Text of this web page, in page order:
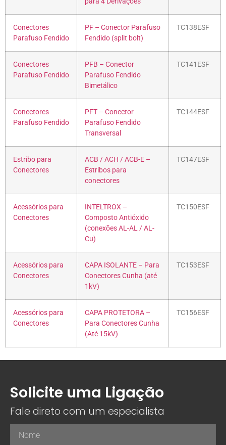
Conectores
Parafuso Fendido
PF – Conector Parafuso
Fendido (split bolt)
TC138ESF
Conectores
Parafuso Fendido
PFB – Conector
Parafuso Fendido
Bimetálico
TC141ESF
Conectores
Parafuso Fendido
PFT – Conector
Parafuso Fendido
Transversal
TC144ESF
Estribo para
Conectores
ACB / ACH / ACB-E –
Estribos para
conectores
TC147ESF
Acessórios para
Conectores
INTELTROX –
Composto Antióxido
(conexões AL-AL / AL-
Cu)
TC150ESF
Acessórios para
Conectores
CAPA ISOLANTE – Para
Conectores Cunha (até
1kV)
TC153ESF
Acessórios para
Conectores
CAPA PROTETORA –
Para Conectores Cunha
(Até 15kV)
TC156ESF
Solicite uma Ligação
Fale direto com um especialista